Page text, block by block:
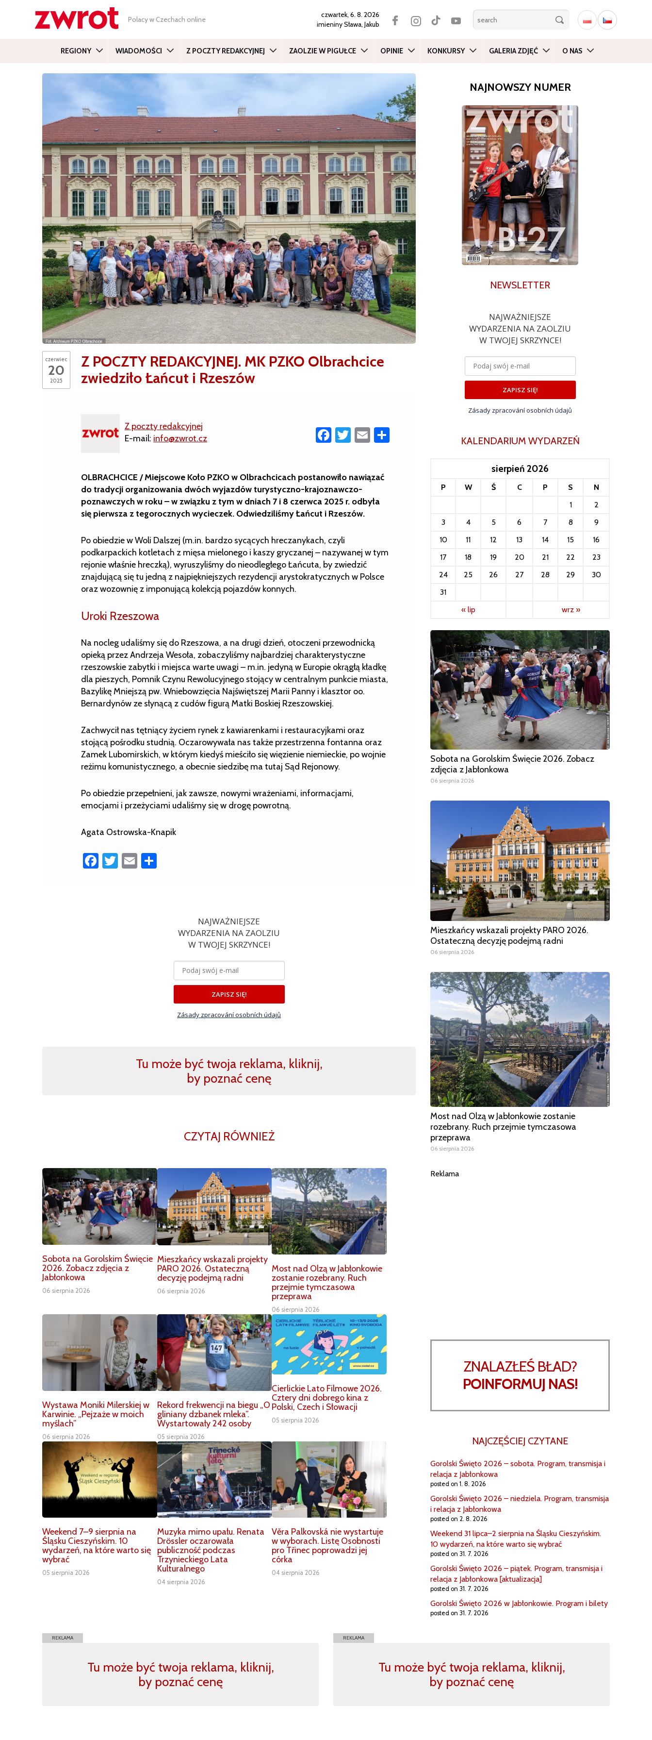
Polacy w Czechach online
czwartek, 6. 8. 2026
imieninySława, Jakub
REGIONY WIADOMOŚCI Z POCZTY REDAKCYJNEJ ZAOLZIE W PIGUŁCE OPINIE KONKURSY GALERIA ZDJĘĆ O NAS
czerwiec
20
2025
Z POCZTY REDAKCYJNEJ. MK PZKO Olbrachcice
zwiedziło Łańcut i Rzeszów
Z poczty redakcyjnej
E-mail: info@zwrot.cz Facebook
Twitter
Email
OLBRACHCICE / Miejscowe Koło PZKO w Olbrachcicach postanowiło nawiązać
do tradycji organizowania dwóch wyjazdów turystyczno-krajoznawczo-
poznawczych w roku – w związku z tym w dniach 7 i 8 czerwca 2025 r. odbyła
się pierwsza z tegorocznych wycieczek. Odwiedziliśmy Łańcut i Rzeszów.
Po obiedzie w Woli Dalszej (m.in. bardzo sycących hreczanykach, czyli
podkarpackich kotletach z mięsa mielonego i kaszy gryczanej – nazywanej w tym
rejonie właśnie hreczką), wyruszyliśmy do nieodległego Łańcuta, by zwiedzić
znajdującą się tu jedną z najpiękniejszych rezydencji arystokratycznych w Polsce
oraz wozownię z imponującą kolekcją pojazdów konnych.
Uroki Rzeszowa
Na nocleg udaliśmy się do Rzeszowa, a na drugi dzień, otoczeni przewodnicką
opieką przez Andrzeja Wesoła, zobaczyliśmy najbardziej charakterystyczne
rzeszowskie zabytki i miejsca warte uwagi – m.in. jedyną w Europie okrągłą kładkę
dla pieszych, Pomnik Czynu Rewolucyjnego stojący w centralnym punkcie miasta,
Bazylikę Mniejszą pw. Wniebowzięcia Najświętszej Marii Panny i klasztor oo.
Bernardynów ze słynącą z cudów figurą Matki Boskiej Rzeszowskiej.
Zachwycił nas tętniący życiem rynek z kawiarenkami i restauracyjkami oraz
stojącą pośrodku studnią. Oczarowywała nas także przestrzenna fontanna oraz
Zamek Lubomirskich, w którym kiedyś mieściło się więzienie niemieckie, po wojnie
reżimu komunistycznego, a obecnie siedzibę ma tutaj Sąd Rejonowy.
Po obiedzie przepełnieni, jak zawsze, nowymi wrażeniami, informacjami,
emocjami i przeżyciami udaliśmy się w drogę powrotną.
Agata Ostrowska-Knapik
Facebook
Twitter
Email
NAJWAŻNIEJSZE
WYDARZENIA NA ZAOLZIU
W TWOJEJ SKRZYNCE!
ZAPISZ SIĘ!
Zásady zpracování osobních údajů
Tu może być twoja reklama, kliknij,
by poznać cenę
CZYTAJ RÓWNIEŻ
Sobota na Gorolskim Święcie
2026. Zobacz zdjęcia z
Jabłonkowa
06 sierpnia 2026
Mieszkańcy wskazali projekty
PARO 2026. Ostateczną
decyzję podejmą radni
06 sierpnia 2026
Most nad Olzą w Jabłonkowie
zostanie rozebrany. Ruch
przejmie tymczasowa
przeprawa
06 sierpnia 2026
Wystawa Moniki Milerskiej w
Karwinie. „Pejzaże w moich
myślach”
06 sierpnia 2026
Rekord frekwencji na biegu „O
gliniany dzbanek mleka”.
Wystartowały 242 osoby
05 sierpnia 2026
Cierlickie Lato Filmowe 2026.
Cztery dni dobrego kina z
Polski, Czech i Słowacji
05 sierpnia 2026
Weekend 7–9 sierpnia na
Śląsku Cieszyńskim. 10
wydarzeń, na które warto się
wybrać
05 sierpnia 2026
Muzyka mimo upału. Renata
Drössler oczarowała
publiczność podczas
Trzynieckiego Lata
Kulturalnego
04 sierpnia 2026
Věra Palkovská nie wystartuje
w wyborach. Listę Osobnosti
pro Třinec poprowadzi jej
córka
04 sierpnia 2026
NAJNOWSZY NUMER
NEWSLETTER
NAJWAŻNIEJSZE
WYDARZENIA NA ZAOLZIU
W TWOJEJ SKRZYNCE!
ZAPISZ SIĘ!
Zásady zpracování osobních údajů
KALENDARIUM WYDARZEŃ
sierpień 2026
P W Ś C P S
N
1
2
3
4 5 6 7 8
9
10
11 12 13 14 15
16
17
18 19 20 21 22
23
24
25 26 27 28 29
30
31
« lip
wrz »
Sobota na Gorolskim Święcie 2026. Zobacz
zdjęcia z Jabłonkowa
06 sierpnia 2026
Mieszkańcy wskazali projekty PARO 2026.
Ostateczną decyzję podejmą radni
06 sierpnia 2026
Most nad Olzą w Jabłonkowie zostanie
rozebrany. Ruch przejmie tymczasowa
przeprawa
06 sierpnia 2026
Reklama
ZNALAZŁEŚ BŁAD?
POINFORMUJ NAS!
NAJCZĘŚCIEJ CZYTANE
Gorolski Święto 2026 – sobota. Program, transmisja i
relacja z Jabłonkowa
posted on 1. 8. 2026
Gorolski Święto 2026 – niedziela. Program, transmisja
i relacja z Jabłonkowa
posted on 2. 8. 2026
Weekend 31 lipca–2 sierpnia na Śląsku Cieszyńskim.
10 wydarzeń, na które warto się wybrać
posted on 31. 7. 2026
Gorolski Święto 2026 – piątek. Program, transmisja i
relacja z Jabłonkowa [aktualizacja]
posted on 31. 7. 2026
Gorolski Święto 2026 w Jabłonkowie. Program i bilety
posted on 31. 7. 2026
REKLAMA
Tu może być twoja reklama, kliknij,
by poznać cenę
REKLAMA
Tu może być twoja reklama, kliknij,
by poznać cenę